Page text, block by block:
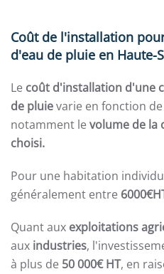
Coût de l'installation
d'eau de pluie en Haute-
Le coût d'installation d'une
de pluievarie en fonction
notamment le volume de la
choisi.
Pour une habitation
généralement entre
Quant aux exploitations
aux industries,
à plus de 50 000€ HT, en